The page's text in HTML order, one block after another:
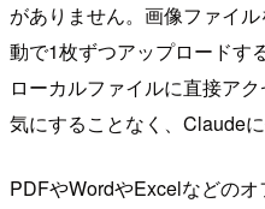
がありません。画像ファイ
動で1枚ずつアップロードす
ローカルファイルに直接ア
気にすることなく、Claude
PDFやWordやExcelなどの